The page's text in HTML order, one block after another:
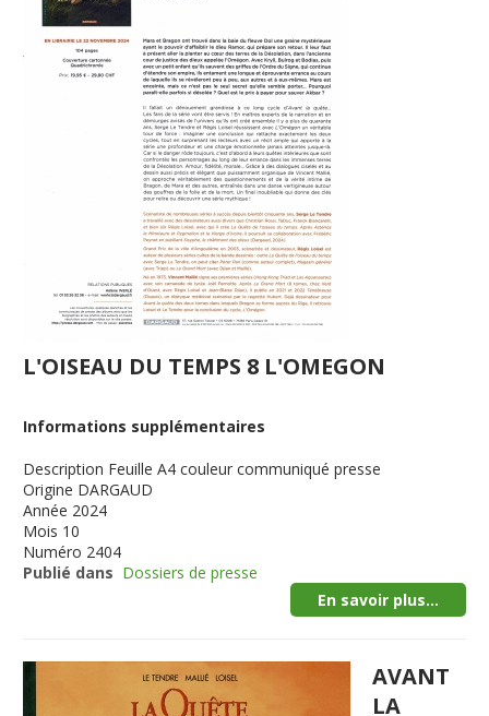
L'OISEAU DU TEMPS 8 L'OMEGON
Informations supplémentaires
Description Feuille A4 couleur communiqué presse
Origine DARGAUD
Année 2024
Mois 10
Numéro 2404
Publié dans Dossiers de presse
En savoir plus...
AVANT
LA